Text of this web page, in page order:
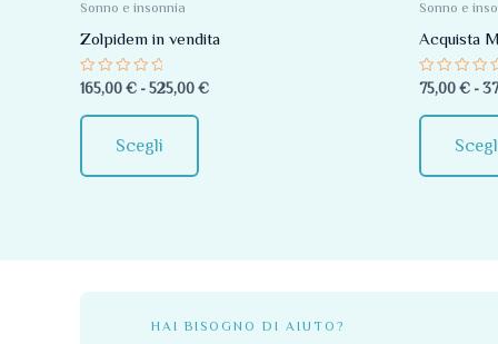
Sonno e insonnia
Zolpidem in vendita
Valutato
0
su
5
165,00 € - 525,00 €
Scegli
scelte
pagina
del
Sonno e
Acquista
Valutato
0
su
5
75,00 € -
HAI BISOGNO DI AIUTO?